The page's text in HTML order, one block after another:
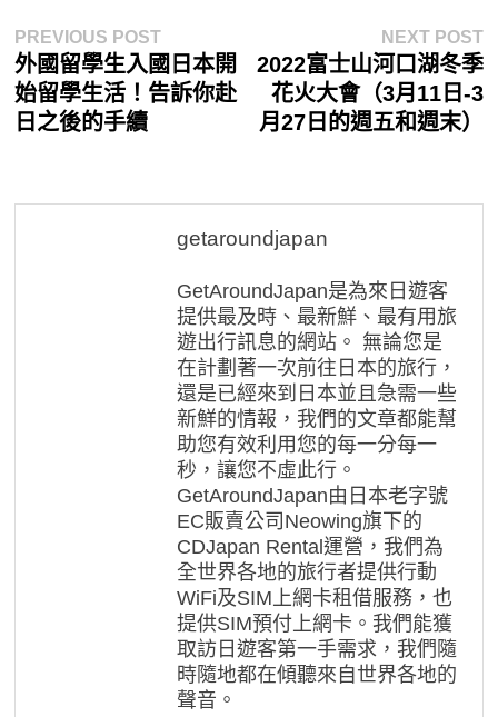
文
章
導
PREVIOUS POSTPrevious
post:
外國留學生入國日本開
始留學生活！告訴你赴
日之後的手續
NEXT POST
2022富士山河口湖冬季
花火大會（3月11日-3
月27日的週五和週末）
getaroundjapan
GetAroundJapan是為來日遊客
提供最及時、最新鮮、最有用旅
遊出行訊息的網站。 無論您是
在計劃著一次前往日本的旅行，
還是已經來到日本並且急需一些
新鮮的情報，我們的文章都能幫
助您有效利用您的每一分每一
秒，讓您不虛此行。
GetAroundJapan由日本老字號
EC販賣公司Neowing旗下的
CDJapan Rental運營，我們為
全世界各地的旅行者提供行動
WiFi及SIM上網卡租借服務，也
提供SIM預付上網卡。我們能獲
取訪日遊客第一手需求，我們隨
時隨地都在傾聽來自世界各地的
聲音。